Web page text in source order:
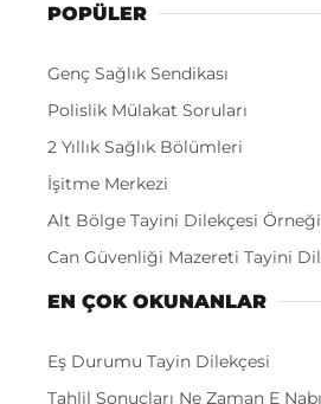
POPÜLER
Genç Sağlık Sendikası
Polislik Mülakat Soruları
2 Yıllık Sağlık Bölümleri
İşitme Merkezi
Alt Bölge Tayini Dilekçesi
Can Güvenliği Mazereti Tayini
EN ÇOK OKUNANLAR
Eş Durumu Tayin Dilekçesi
Tahlil Sonuçları Ne Zaman E